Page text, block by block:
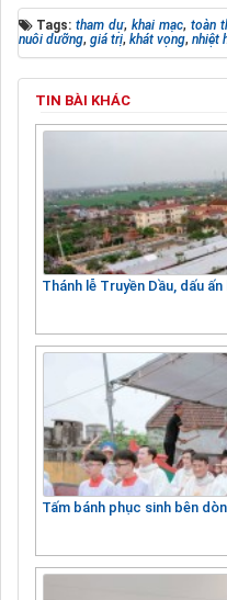
Tags:tham dự,khai mạc,toàn
nuôi dưỡng, giá trị, khát vọng, nhiệt
TIN BÀI KHÁC
Thánh lễ Truyền Dầu, dấu
Tấm bánh phục sinh bên